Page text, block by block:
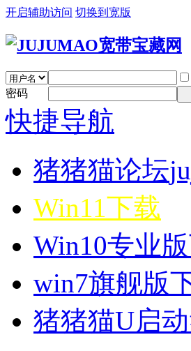
开启辅助访问 切换到宽版
密码
快捷导航
猪猪猫论坛
Win11下载
Win10专业
win7旗舰版
猪猪猫U启